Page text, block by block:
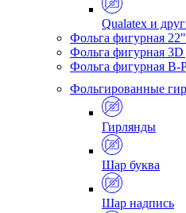
Qualatex и
Фольга фигурная
Фольга фигурная 3D
Фольга фигурная B-
Фольгированные
Гирлянды
Шар буква
Шар надпись